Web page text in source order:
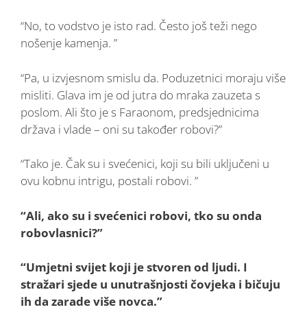
“No, to vodstvo je isto rad. Često još teži nego
nošenje kamenja. ”
“Pa, u izvjesnom smislu da. Poduzetnici moraju više
misliti. Glava im je od jutra do mraka zauzeta s
poslom. Ali što je s Faraonom, predsjednicima
država i vlade – oni su također robovi?”
“Tako je. Čak su i svećenici, koji su bili uključeni u
ovu kobnu intrigu, postali robovi. ”
“Ali, ako su i svećenici robovi, tko su onda
robovlasnici?”
“Umjetni svijet koji je stvoren od ljudi. I
stražari sjede u unutrašnjosti čovjeka i bičuju
ih da zarade više novca.”